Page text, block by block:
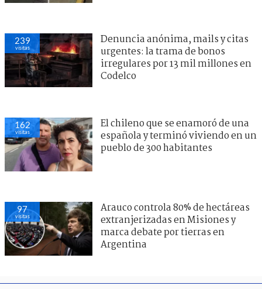
239
visitas
Denuncia anónima, mails y citas
urgentes: la trama de bonos
irregulares por 13 mil millones en
Codelco
162
visitas
El chileno que se enamoró de una
española y terminó viviendo en un
pueblo de 300 habitantes
97
visitas
Arauco controla 80% de hectáreas
extranjerizadas en Misiones y
marca debate por tierras en
Argentina